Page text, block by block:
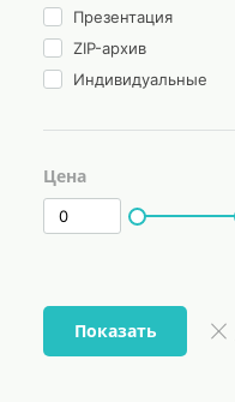
Презентация
ZIP-архив
Индивидуальные
Цена
Показать